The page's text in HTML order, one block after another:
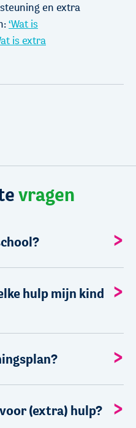
en extra
‘Wat is
is extra
vragen
hulp mijn kind
(extra) hulp?